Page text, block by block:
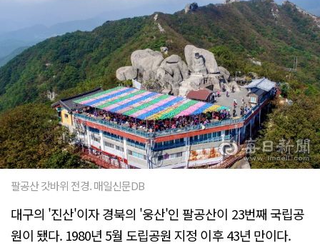
팔공산 갓바위 전경. 매일신문DB
대구의 '진산'이자 경북의 '웅산'인 팔공산이 23번째 국립공
원이 됐다. 1980년 5월 도립공원 지정 이후 43년 만이다.